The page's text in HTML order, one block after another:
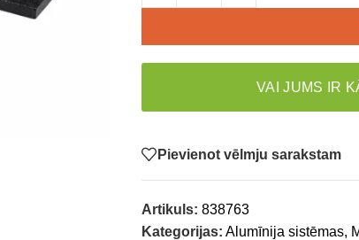
VAI JUMS IR
Pievienot vēlmju sarakstam
Artikuls: 838763
Kategorijas: Alumīnija sistēmas,